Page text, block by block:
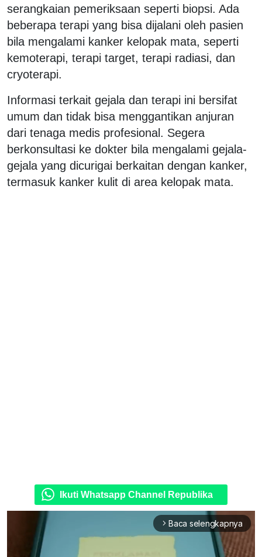
serangkaian pemeriksaan seperti biopsi. Ada
beberapa terapi yang bisa dijalani oleh pasien
bila mengalami kanker kelopak mata, seperti
kemoterapi, terapi target, terapi radiasi, dan
cryoterapi.
Informasi terkait gejala dan terapi ini bersifat
umum dan tidak bisa menggantikan anjuran
dari tenaga medis profesional. Segera
berkonsultasi ke dokter bila mengalami gejala-
gejala yang dicurigai berkaitan dengan kanker,
termasuk kanker kulit di area kelopak mata.
Ikuti Whatsapp Channel Republika
arrow_forward_ios Baca selengkapnya